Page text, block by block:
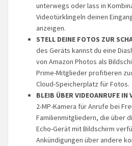
unterwegs oder lass in
Videotürklingeln deinen
anzeigen.
STELL DEINE FOTOS ZUR
des Geräts kannst du eine
von Amazon Photos als
Prime-Mitglieder profitieren
Cloud-Speicherplatz für Fotos.
BLEIB ÜBER VIDEOANRUFE IN
2-MP-Kamera für Anrufe bei
Familienmitgliedern, die über
Echo-Gerät mit Bildschirm
Ankündigungen über andere